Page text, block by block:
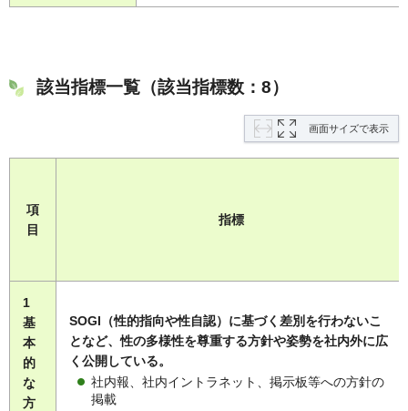
該当指標一覧（該当指標数：8）
画面サイズで表示
項
目
指標
1
基
本
的
な
方
SOGI（性的指向や性自認）に基づく差別を行わないこ
となど、性の多様性を尊重する方針や姿勢を社内外に広
く公開している。
社内報、社内イントラネット、掲示板等への方針の
掲載